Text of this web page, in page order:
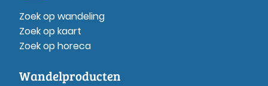
Zoek op wandeling
Zoek op kaart
Zoek op horeca
Wandelproducten